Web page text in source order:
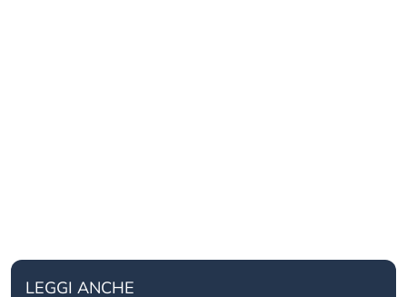
LEGGI ANCHE